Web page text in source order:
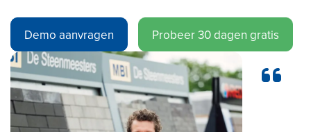
Demo aanvragen Probeer 30 dagen gratis